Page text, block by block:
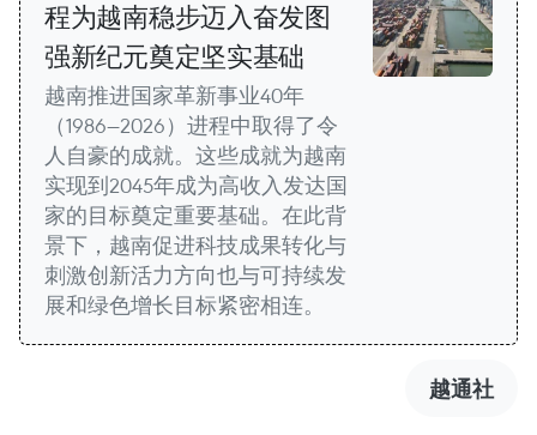
程为越南稳步迈入奋发图
强新纪元奠定坚实基础
越南推进国家革新事业40年
（1986—2026）进程中取得了令
人自豪的成就。这些成就为越南
实现到2045年成为高收入发达国
家的目标奠定重要基础。在此背
景下，越南促进科技成果转化与
刺激创新活力方向也与可持续发
展和绿色增长目标紧密相连。
越通社